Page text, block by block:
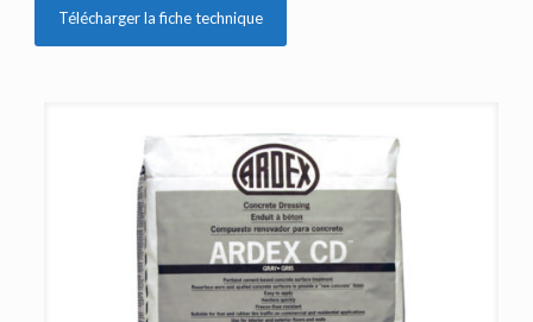
Télécharger la fiche technique